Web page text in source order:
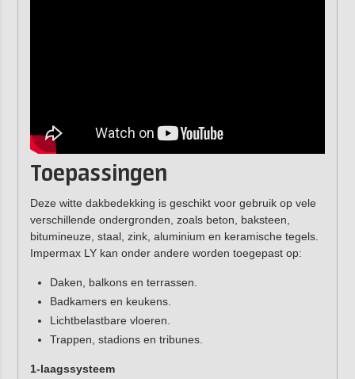
Toepassingen
Deze witte dakbedekking is geschikt voor gebruik op vele
verschillende ondergronden, zoals beton, baksteen,
bitumineuze, staal, zink, aluminium en keramische tegels.
Impermax LY kan onder andere worden toegepast op:
Daken, balkons en terrassen.
Badkamers en keukens.
Lichtbelastbare vloeren.
Trappen, stadions en tribunes.
1-laagssysteem